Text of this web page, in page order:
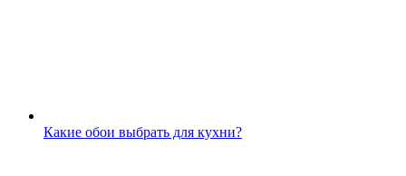
Какие обои выбрать для кухни?